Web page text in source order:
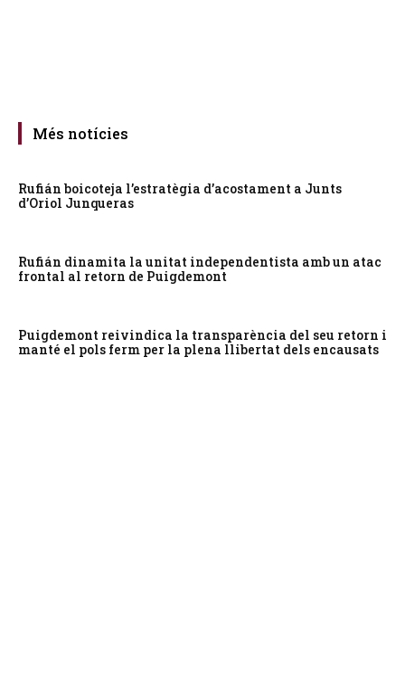
Més notícies
Rufián boicoteja l’estratègia d’acostament a Junts
d’Oriol Junqueras
Rufián dinamita la unitat independentista amb un atac
frontal al retorn de Puigdemont
Puigdemont reivindica la transparència del seu retorn i
manté el pols ferm per la plena llibertat dels encausats